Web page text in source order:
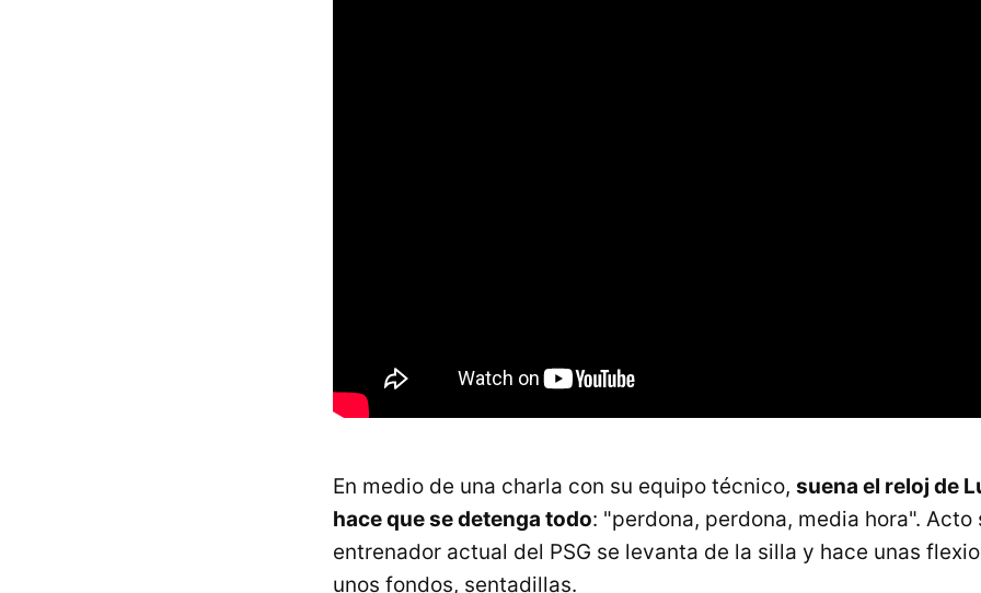
En medio de una charla con su equipo técnico, suena el reloj de
hace que se detenga todo: "perdona, perdona, media hora". Acto
entrenador actual del PSG se levanta de la silla y hace unas
unos fondos, sentadillas.